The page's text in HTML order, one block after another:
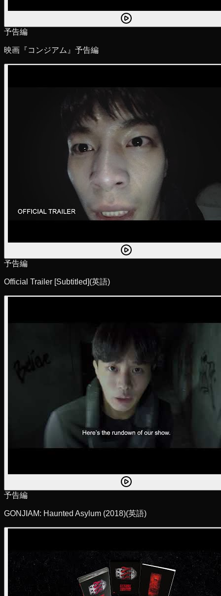
予告編
映画『コンジアム』予告編
予告編
Official Trailer [Subtitled](英語)
予告編
GONJIAM: Haunted Asylum (2018)(英語)